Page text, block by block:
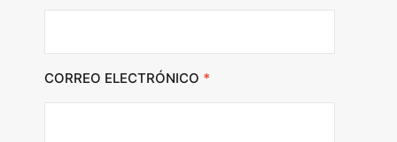
CORREO ELECTRÓNICO *